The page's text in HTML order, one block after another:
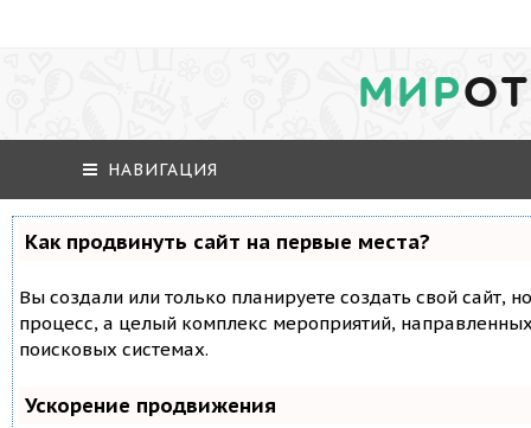
МИР
НАВИГАЦИЯ
Как продвинуть сайт на первые места?
Вы создали или только планируете создать свой сайт,
процесс, а целый комплекс мероприятий,
поисковых системах.
Ускорение продвижения